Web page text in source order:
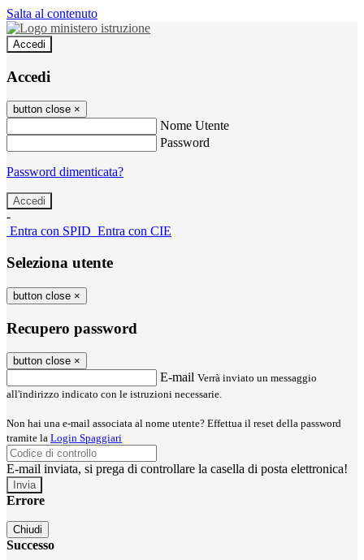
Salta al contenuto
Accedi
Accedi
button close ×
Nome Utente
Password
Password dimenticata?
-
Entra con SPID Entra con CIE
Seleziona utente
button close ×
Recupero password
button close ×
E-mail Verrà inviato un messaggio
all'indirizzo indicato con le istruzioni necessarie.
Non hai una e-mail associata al nome utente? Effettua il reset della password
tramite la Login Spaggiari
E-mail inviata, si prega di controllare la casella di posta elettronica!
Errore
Chiudi
Successo